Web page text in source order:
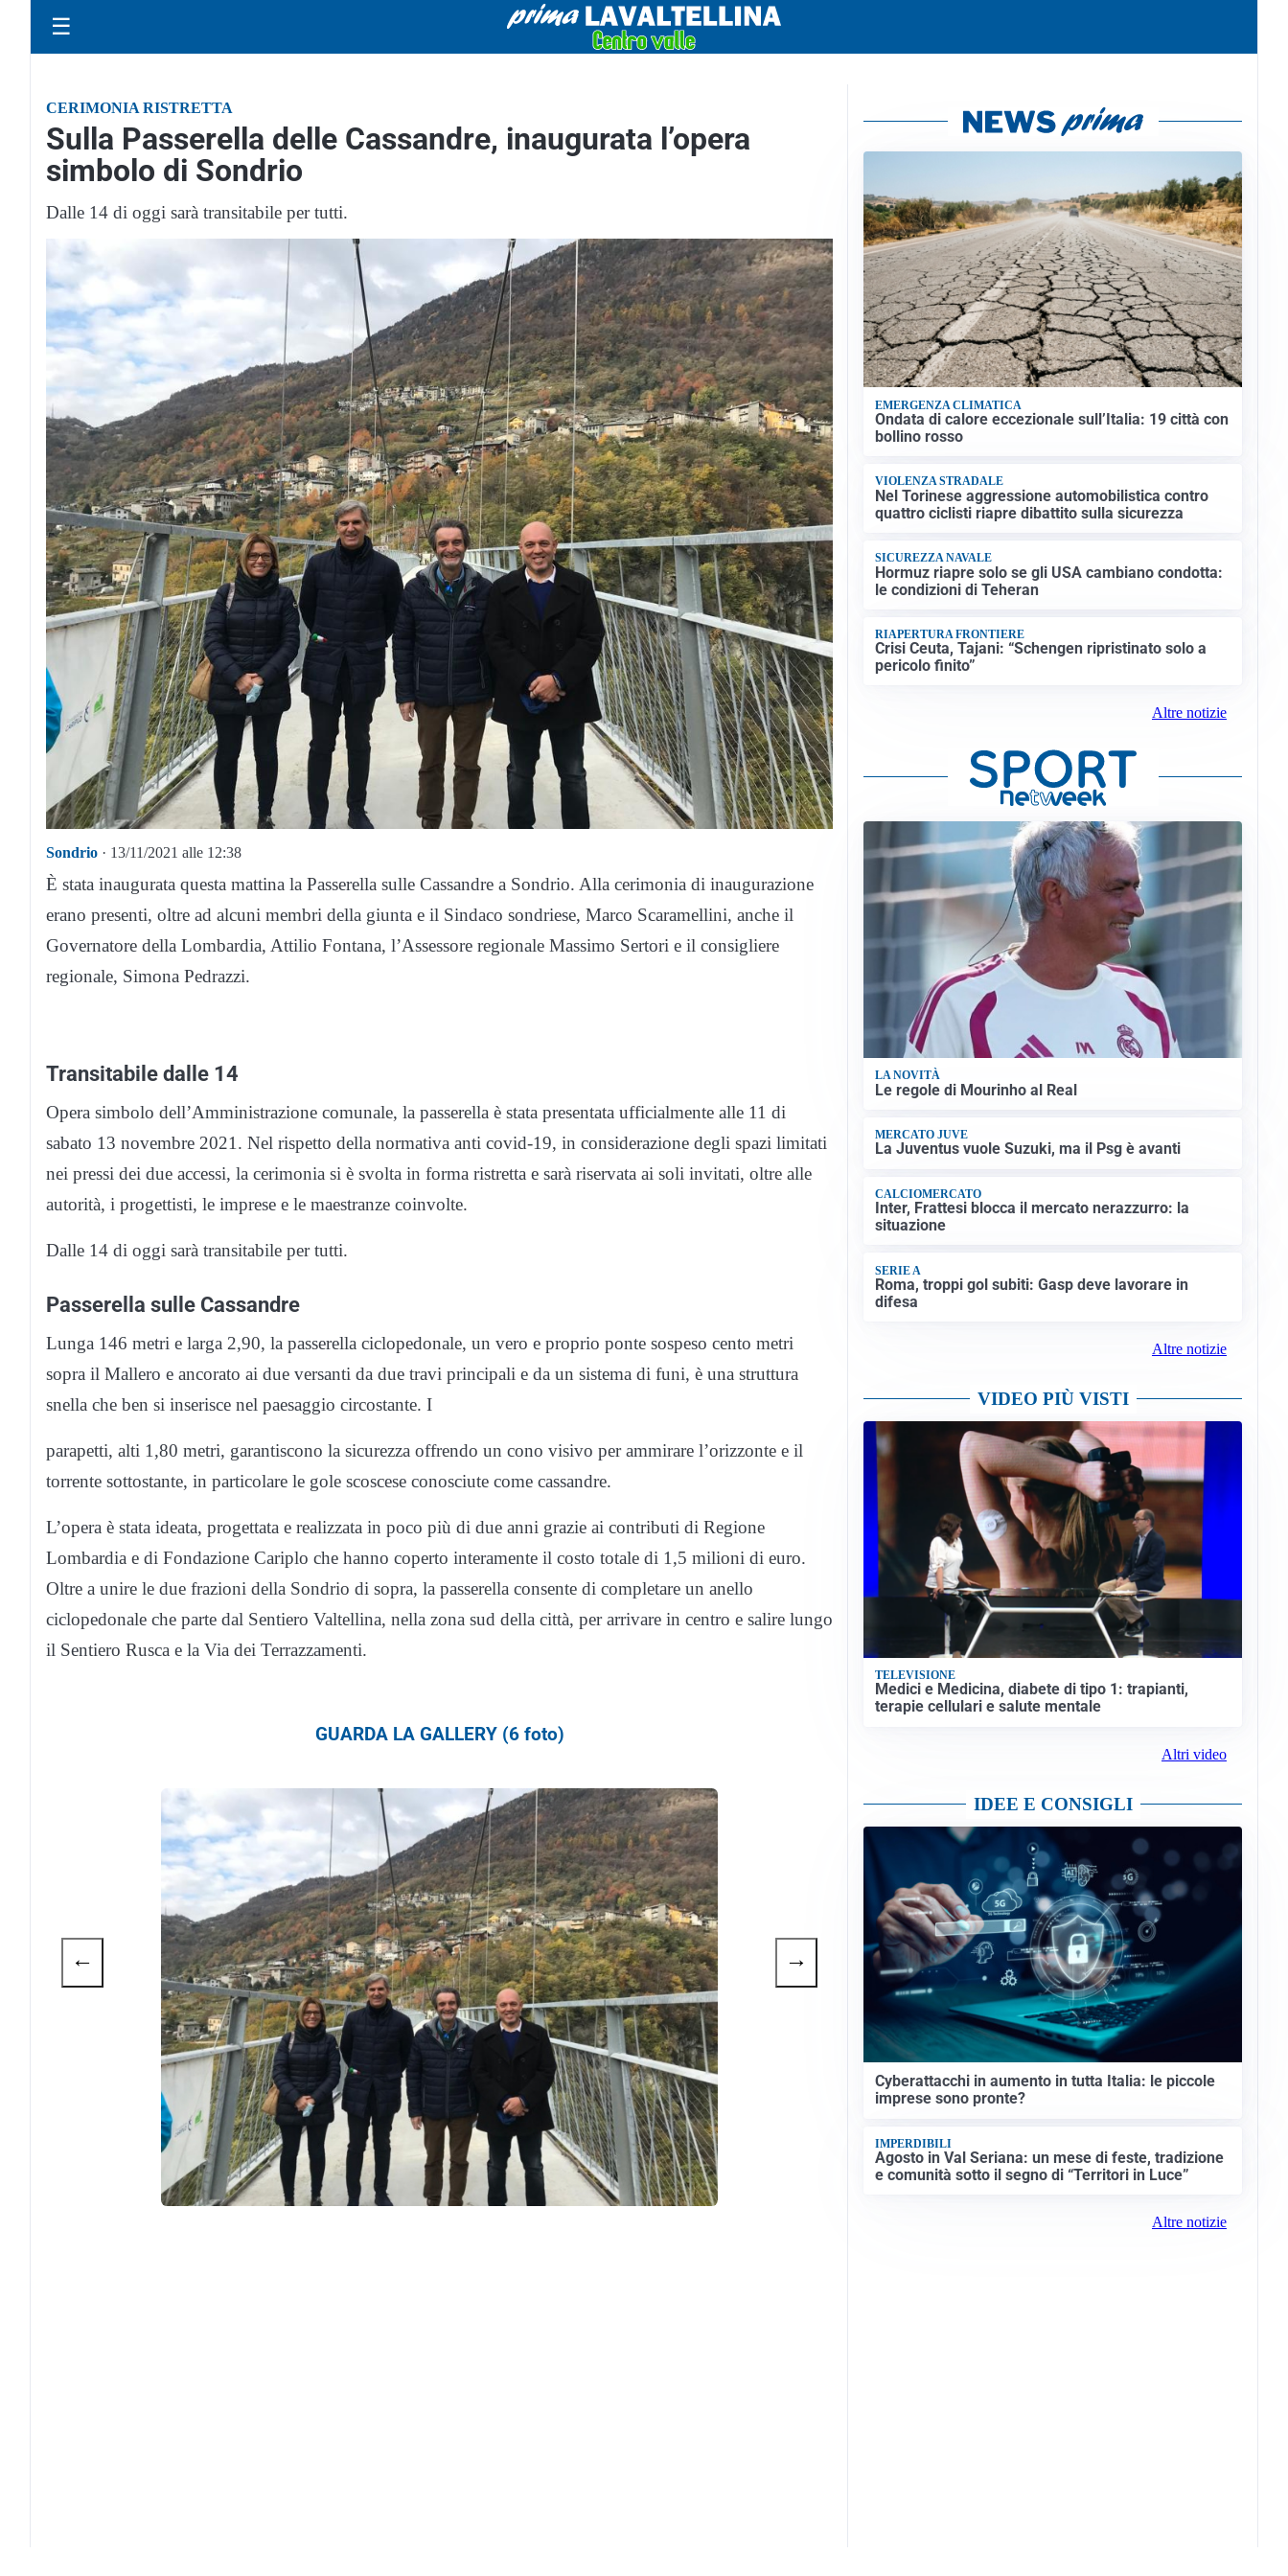
☰
CERIMONIA RISTRETTA
Sulla Passerella delle Cassandre, inaugurata l’opera
simbolo di Sondrio
Dalle 14 di oggi sarà transitabile per tutti.
Sondrio · 13/11/2021 alle 12:38
È stata inaugurata questa mattina la Passerella sulle Cassandre a Sondrio. Alla cerimonia di inaugurazione
erano presenti, oltre ad alcuni membri della giunta e il Sindaco sondriese, Marco Scaramellini, anche il
Governatore della Lombardia, Attilio Fontana, l’Assessore regionale Massimo Sertori e il consigliere
regionale, Simona Pedrazzi.
Transitabile dalle 14
Opera simbolo dell’Amministrazione comunale, la passerella è stata presentata ufficialmente alle 11 di
sabato 13 novembre 2021. Nel rispetto della normativa anti covid-19, in considerazione degli spazi limitati
nei pressi dei due accessi, la cerimonia si è svolta in forma ristretta e sarà riservata ai soli invitati, oltre alle
autorità, i progettisti, le imprese e le maestranze coinvolte.
Dalle 14 di oggi sarà transitabile per tutti.
Passerella sulle Cassandre
Lunga 146 metri e larga 2,90, la passerella ciclopedonale, un vero e proprio ponte sospeso cento metri
sopra il Mallero e ancorato ai due versanti da due travi principali e da un sistema di funi, è una struttura
snella che ben si inserisce nel paesaggio circostante. I
parapetti, alti 1,80 metri, garantiscono la sicurezza offrendo un cono visivo per ammirare l’orizzonte e il
torrente sottostante, in particolare le gole scoscese conosciute come cassandre.
L’opera è stata ideata, progettata e realizzata in poco più di due anni grazie ai contributi di Regione
Lombardia e di Fondazione Cariplo che hanno coperto interamente il costo totale di 1,5 milioni di euro.
Oltre a unire le due frazioni della Sondrio di sopra, la passerella consente di completare un anello
ciclopedonale che parte dal Sentiero Valtellina, nella zona sud della città, per arrivare in centro e salire lungo
il Sentiero Rusca e la Via dei Terrazzamenti.
GUARDA LA GALLERY (6 foto)
← →
EMERGENZA CLIMATICA
Ondata di calore eccezionale sull’Italia: 19 città con
bollino rosso
VIOLENZA STRADALE
Nel Torinese aggressione automobilistica contro
quattro ciclisti riapre dibattito sulla sicurezza
SICUREZZA NAVALE
Hormuz riapre solo se gli USA cambiano condotta:
le condizioni di Teheran
RIAPERTURA FRONTIERE
Crisi Ceuta, Tajani: “Schengen ripristinato solo a
pericolo finito”
Altre notizie
LA NOVITÀ
Le regole di Mourinho al Real
MERCATO JUVE
La Juventus vuole Suzuki, ma il Psg è avanti
CALCIOMERCATO
Inter, Frattesi blocca il mercato nerazzurro: la
situazione
SERIE A
Roma, troppi gol subiti: Gasp deve lavorare in
difesa
Altre notizie
VIDEO PIÙ VISTI
TELEVISIONE
Medici e Medicina, diabete di tipo 1: trapianti,
terapie cellulari e salute mentale
Altri video
IDEE E CONSIGLI
Cyberattacchi in aumento in tutta Italia: le piccole
imprese sono pronte?
IMPERDIBILI
Agosto in Val Seriana: un mese di feste, tradizione
e comunità sotto il segno di “Territori in Luce”
Altre notizie